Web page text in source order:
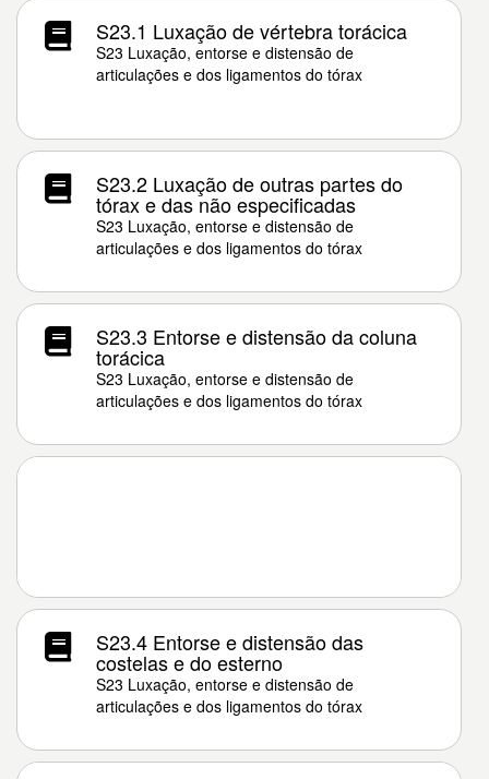
S23.1 Luxação de vértebra torácica
S23 Luxação, entorse e distensão de
articulações e dos ligamentos do tórax
S23.2 Luxação de outras partes do
tórax e das não especificadas
S23 Luxação, entorse e distensão de
articulações e dos ligamentos do tórax
S23.3 Entorse e distensão da coluna
torácica
S23 Luxação, entorse e distensão de
articulações e dos ligamentos do tórax
S23.4 Entorse e distensão das
costelas e do esterno
S23 Luxação, entorse e distensão de
articulações e dos ligamentos do tórax